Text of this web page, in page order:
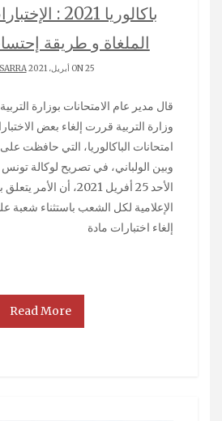
باكالوريا 2021
الملغاة و طريقة
ON 25 أبريل، 2021 BY SARRA
قال مدير عام الامتحانات بوزارة التربية عمر الولباني، إن
وزارة التربية قررت إلغاء بعض
امتحانات الباكالوريا، التي حافظت
وبين الولباني، في تصريح لوكالة تونس
الأحد 25 أفريل 2021، أن
الإعلامية لكل الشعب باستثناء شعبة
إلغاء اختبارات مادة
Read More